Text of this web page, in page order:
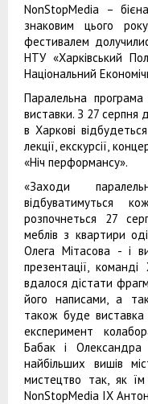
NonStopMedia –
знаковим цього
фестивалем
НТУ «Харківський
Національний
Паралельна
виставки. З 27 серпня
в Харкові
лекції, екскурсії,
«Ніч перформансу».
«Заходи
відбуватимуться
розпочнеться 27
меблів з квартири
Олега Мітасова - і
презентації, команді
вдалося дістати
його написами, а
також буде
експеримент
Бабак і
найбільших вишів
мистецтво так, як
NonStopMedia ІХ